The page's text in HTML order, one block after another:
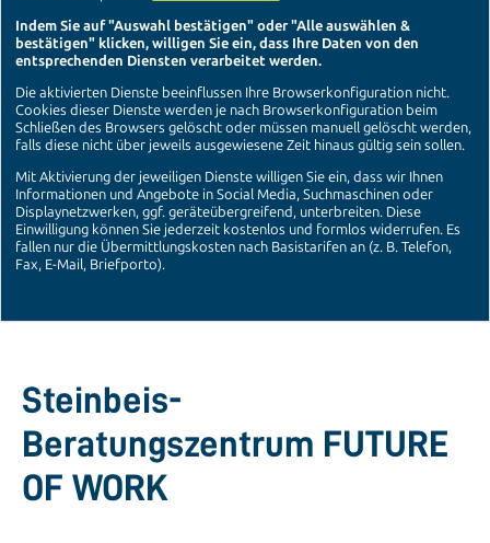
Steinbeis-
Beratungszentrum FUTURE
OF WORK